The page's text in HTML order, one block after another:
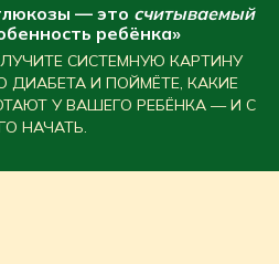
— это считываемый
ребёнка»
СИСТЕМНУЮ КАРТИНУ
ДИАБЕТА И ПОЙМЁТЕ, КАКИЕ
У ВАШЕГО РЕБЁНКА — И С
НАЧАТЬ.